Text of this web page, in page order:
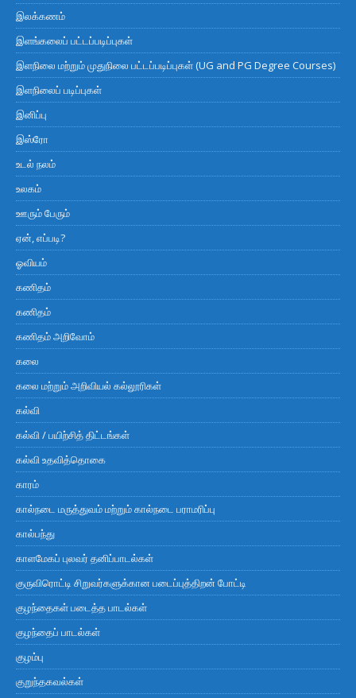
இலக்கணம்
இளங்கலைப் பட்டப்படிப்புகள்
இளநிலை மற்றும் முதுநிலை பட்டப்படிப்புகள் (UG and PG Degree Courses)
இளநிலைப் படிப்புகள்
இனிப்பு
இஸ்ரோ
உடல் நலம்
உலகம்
ஊரும் பேரும்
ஏன், எப்படி?
ஓவியம்
கணிதம்
கணிதம்
கணிதம் அறிவோம்
கலை
கலை மற்றும் அறிவியல் கல்லூரிகள்
கல்வி
கல்வி / பயிற்சித் திட்டங்கள்
கல்வி உதவித்தொகை
காரம்
கால்நடை மருத்துவம் மற்றும் கால்நடை பராமரிப்பு
கால்பந்து
காளமேகப் புலவர் தனிப்பாடல்கள்
குருவிரொட்டி சிறுவர்களுக்கான படைப்புத்திறன் போட்டி
குழந்தைகள் படைத்த பாடல்கள்
குழந்தைப் பாடல்கள்
குழம்பு
குறுந்தகவல்கள்